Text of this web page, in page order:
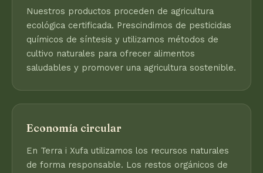
Nuestros productos proceden de agricultura
ecológica certificada. Prescindimos de pesticidas
químicos de síntesis y utilizamos métodos de
cultivo naturales para ofrecer alimentos
saludables y promover una agricultura sostenible.
Economía circular
En Terra i Xufa utilizamos los recursos naturales
de forma responsable. Los restos orgánicos de